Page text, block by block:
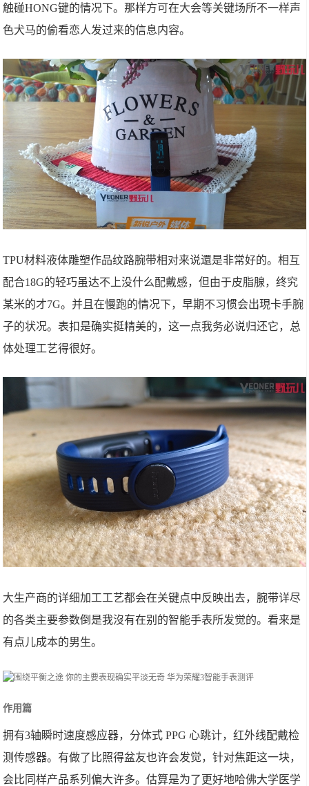
触碰HONG键的情况下。那样方可在大会等关键场所不一样声
色犬马的偷看恋人发过来的信息内容。
TPU材料液体雕塑作品纹路腕带相对来说還是非常好的。相互
配合18G的轻巧虽达不上没什么配戴感，但由于皮脂腺，终究
某米的才7G。并且在慢跑的情况下，早期不习惯会出現卡手腕
子的状况。表扣是确实挺精美的，这一点我务必说归还它，总
体处理工艺得很好。
大生产商的详细加工工艺都会在关键点中反映出去，腕带详尽
的各类主要参数倒是我沒有在别的智能手表所发觉的。看来是
有点儿成本的男生。
作用篇
拥有3轴瞬时速度感应器，分体式 PPG 心跳计，红外线配戴检
测传感器。有做了比照得盆友也许会发觉，针对焦距这一块，
会比同样产品系列偏大许多。估算是为了更好地哈佛大学医学